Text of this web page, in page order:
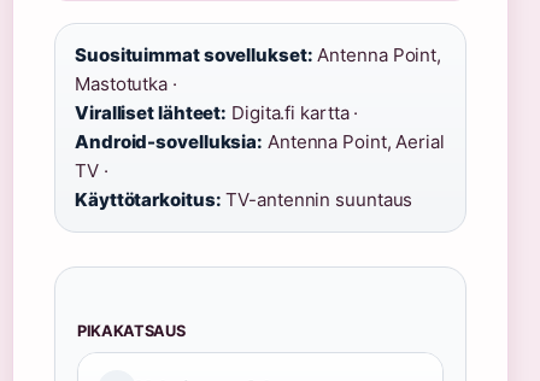
Suosituimmat sovellukset: Antenna Point,
Mastotutka ·
Viralliset lähteet: Digita.fi kartta ·
Android-sovelluksia: Antenna Point, Aerial
TV ·
Käyttötarkoitus: TV-antennin suuntaus
PIKAKATSAUS